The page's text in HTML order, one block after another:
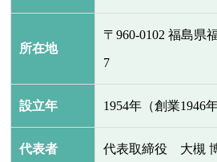
所在地
〒960-0102 福島県
7
設立年 1954年（創業1946年
代表者 代表取締役 大槻